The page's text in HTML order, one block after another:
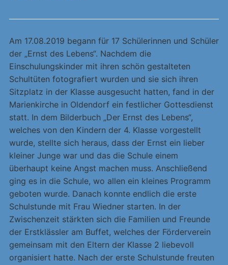
Am 17.08.2019 begann für 17 Schülerinnen und Schüler
der „Ernst des Lebens“. Nachdem die
Einschulungskinder mit ihren schön gestalteten
Schultüten fotografiert wurden und sie sich ihren
Sitzplatz in der Klasse ausgesucht hatten, fand in der
Marienkirche in Oldendorf ein festlicher Gottesdienst
statt. In dem Bilderbuch „Der Ernst des Lebens“,
welches von den Kindern der 4. Klasse vorgestellt
wurde, stellte sich heraus, dass der Ernst ein lieber
kleiner Junge war und das die Schule einem
überhaupt keine Angst machen muss. Anschließend
ging es in die Schule, wo allen ein kleines Programm
geboten wurde. Danach konnte endlich die erste
Schulstunde mit Frau Wiedner starten. In der
Zwischenzeit stärkten sich die Familien und Freunde
der Erstklässler am Buffet, welches der Förderverein
gemeinsam mit den Eltern der Klasse 2 liebevoll
organisiert hatte. Nach der erste Schulstunde freuten